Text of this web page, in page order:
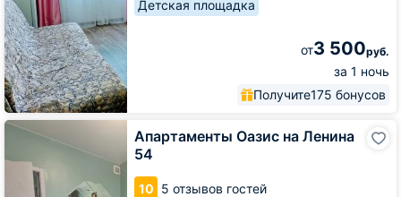
Детская площадка
от3 500руб.
за 1 ночь
Получите175 бонусов
Апартаменты Оазис на Ленина
54
10 5 отзывов гостей
Апартаменты
на
Ленина